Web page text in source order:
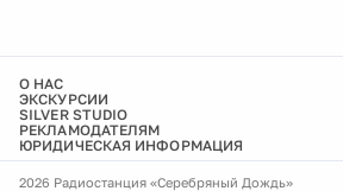
О НАС
ЭКСКУРСИИ
SILVER STUDIO
РЕКЛАМОДАТЕЛЯМ
ЮРИДИЧЕСКАЯ ИНФОРМАЦИЯ
2026 Радиостанция «Серебряный Дождь»